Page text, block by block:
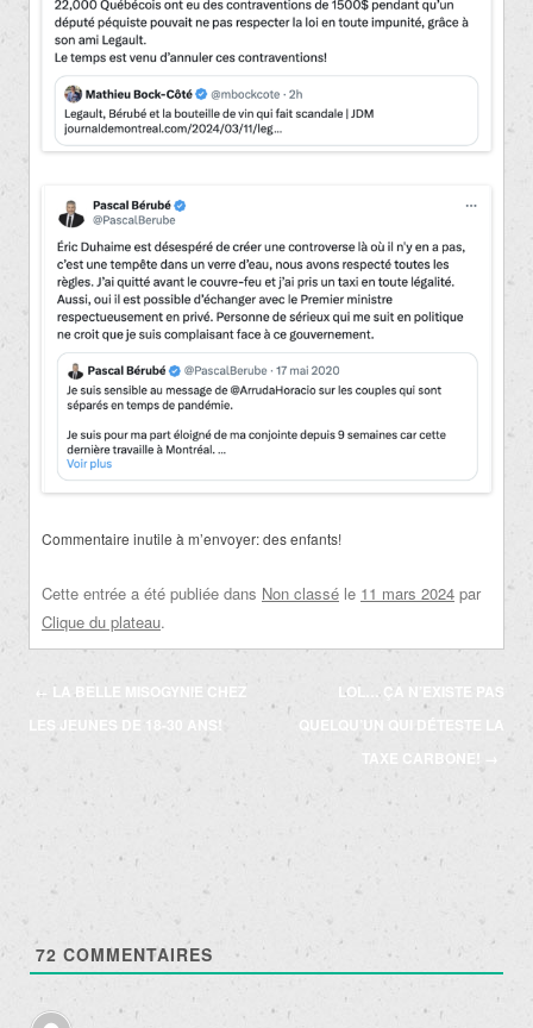
Commentaire inutile à m’envoyer: des enfants!
Cette entrée a été publiée dans Non classé le 11 mars 2024 par
Clique du plateau.
Navigation
des
← LA BELLE MISOGYNIE CHEZ
LES JEUNES DE 18-30 ANS!
LOL… ÇA N’EXISTE PAS
QUELQU’UN QUI DÉTESTE LA
TAXE CARBONE!
→
72 COMMENTAIRES